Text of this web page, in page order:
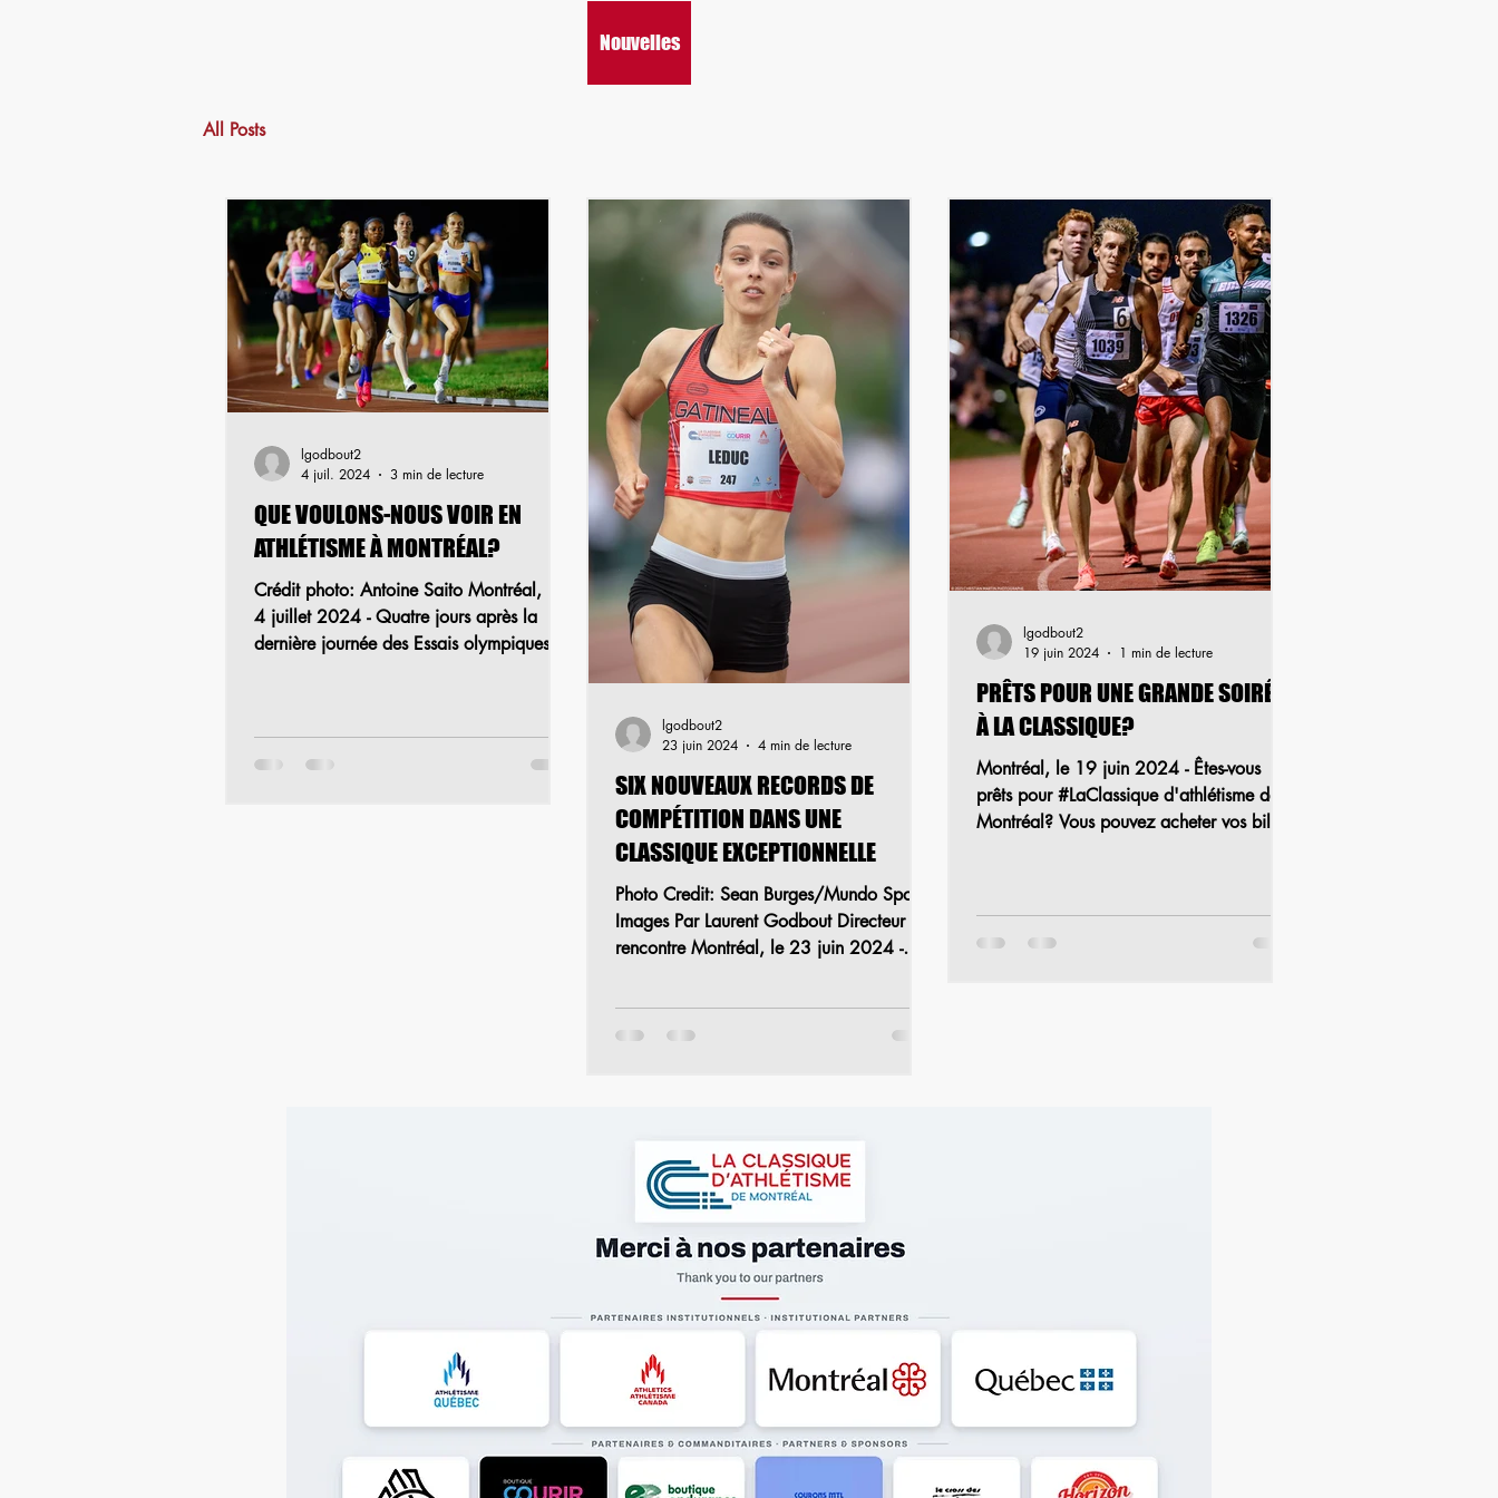
Nouvelles
All Posts
QUE VOULONS-NOUS VOIR EN
ATHLÉTISME À MONTRÉAL?
Crédit photo: Antoine Saito Montréal, le
4 juillet 2024 - Quatre jours après la
dernière journée des Essais olympiques
lgodbout2
4 juil. 2024
3 min de lecture
SIX NOUVEAUX RECORDS DE
COMPÉTITION DANS UNE
CLASSIQUE EXCEPTIONNELLE
Photo Credit: Sean Burges/Mundo Sports
Images Par Laurent Godbout Directeur de
rencontre Montréal, le 23 juin 2024 -
lgodbout2
23 juin 2024
4 min de lecture
PRÊTS POUR UNE GRANDE SOIRÉE
À LA CLASSIQUE?
Montréal, le 19 juin 2024 - Êtes-vous
prêts pour #LaClassique d'athlétisme de
Montréal? Vous pouvez acheter vos billets
lgodbout2
19 juin 2024
1 min de lecture